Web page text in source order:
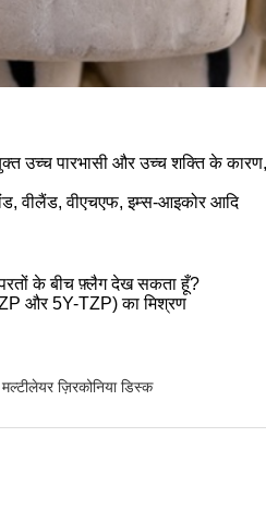
पारभासी और उच्च शक्ति के
वीलैंड, वीएचएफ, इम्स-आइकोर आदि
के बीच फ़्लैग देख सकता हूँ?
और 5Y-TZP) का मिश्रण
मल्टीलेयर ज़िरकोनिया डिस्क